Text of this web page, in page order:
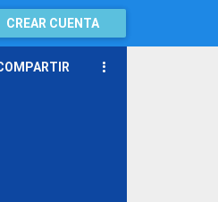
CREAR CUENTA